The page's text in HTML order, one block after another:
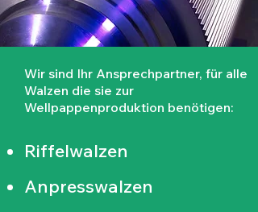
Wir sind Ihr Ansprechpartner, für alle
Walzen die sie zur
Wellpappenproduktion benötigen:
Riffelwalzen
Anpresswalzen